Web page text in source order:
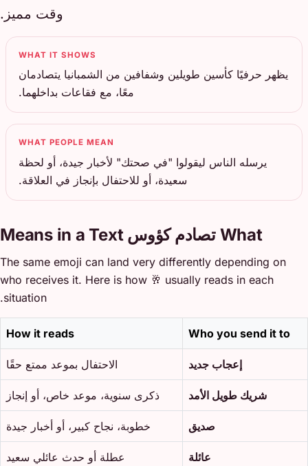
وقت مميز.
WHAT IT SHOWS
يظهر حرفيًا كأسين طويلين وشفافين من الشمبانيا يتصادمان
معًا، مع فقاعات بداخلهما.
WHAT PEOPLE MEAN
يرسله الناس ليقولوا "في صحتك" لأخبار جيدة، أو لحظة
سعيدة، أو للاحتفال بإنجاز في العلاقة.
What تصادم كؤوس Means in a Text
The same emoji can land very differently depending on
who receives it. Here is how 🥂 usually reads in each
situation.
Who you send it to
How it reads
إعجاب جديد الاحتفال بموعد ممتع حقًا
شريك طويل الأمد ذكرى سنوية، موعد خاص، أو إنجاز
صديق خطوبة، نجاح كبير، أو أخبار جيدة
عائلة عطلة أو حدث عائلي سعيد